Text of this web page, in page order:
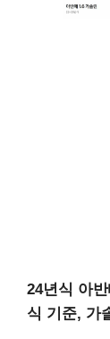
24년식 아
식 기준, 가